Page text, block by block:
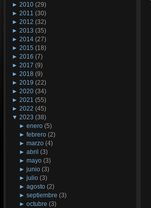
► 2010 (29)
► 2011 (30)
► 2012 (32)
► 2013 (35)
► 2014 (27)
► 2015 (18)
► 2016 (7)
► 2017 (9)
► 2018 (9)
► 2019 (22)
► 2020 (34)
► 2021 (55)
► 2022 (45)
▼ 2023 (38)
►enero (5)
►febrero (2)
►marzo (4)
►abril (3)
►mayo (3)
►junio (3)
►julio (3)
►agosto (2)
►septiembre (3)
►octubre (3)